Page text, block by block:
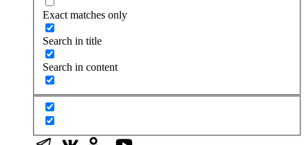
Exact matches only
Search in title
Search in content